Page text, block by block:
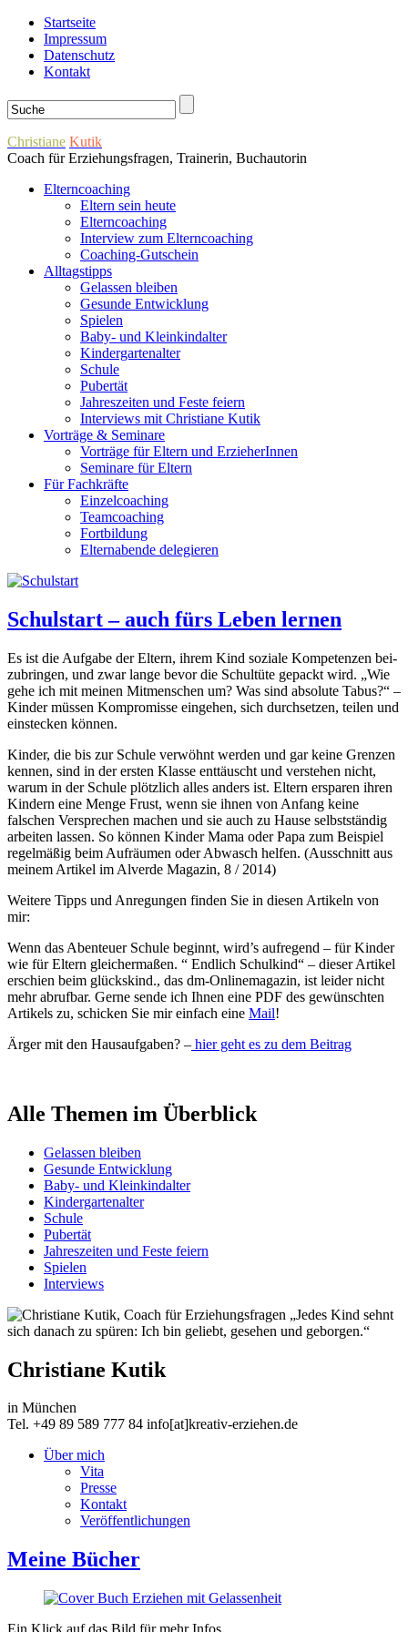
Startseite
Impressum
Datenschutz
Kontakt
Christiane Kutik
Coach für Erziehungsfragen, Trainerin, Buchautorin
Elterncoaching
Eltern sein heute
Elterncoaching
Interview zum Elterncoaching
Coaching-Gutschein
Alltagstipps
Gelassen bleiben
Gesunde Entwicklung
Spielen
Baby- und Kleinkindalter
Kindergartenalter
Schule
Pubertät
Jahreszeiten und Feste feiern
Interviews mit Christiane Kutik
Vorträge & Seminare
Vorträge für Eltern und ErzieherInnen
Seminare für Eltern
Für Fachkräfte
Einzelcoaching
Teamcoaching
Fortbildung
Elternabende delegieren
Schulstart – auch fürs Leben lernen
Es ist die Aufgabe der Eltern, ihrem Kind soziale Kompetenzen bei-
zubringen, und zwar lange bevor die Schultüte gepackt wird. „Wie
gehe ich mit meinen Mitmenschen um? Was sind absolute Tabus?“ –
Kinder müssen Kompromisse eingehen, sich durchsetzen, teilen und
einstecken können.
Kinder, die bis zur Schule verwöhnt werden und gar keine Grenzen
kennen, sind in der ersten Klasse enttäuscht und verstehen nicht,
warum in der Schule plötzlich alles anders ist. Eltern ersparen ihren
Kindern eine Menge Frust, wenn sie ihnen von Anfang keine
falschen Versprechen machen und sie auch zu Hause selbstständig
arbeiten lassen. So können Kinder Mama oder Papa zum Beispiel
regelmäßig beim Aufräumen oder Abwasch helfen. (Ausschnitt aus
meinem Artikel im Alverde Magazin, 8 / 2014)
Weitere Tipps und Anregungen finden Sie in diesen Artikeln von
mir:
Wenn das Abenteuer Schule beginnt, wird’s aufregend – für Kinder
wie für Eltern gleichermaßen. “ Endlich Schulkind“ – dieser Artikel
erschien beim glückskind., das dm-Onlinemagazin, ist leider nicht
mehr abrufbar. Gerne sende ich Ihnen eine PDF des gewünschten
Artikels zu, schicken Sie mir einfach eine Mail!
Ärger mit den Hausaufgaben? – hier geht es zu dem Beitrag
Alle Themen im Überblick
Gelassen bleiben
Gesunde Entwicklung
Baby- und Kleinkindalter
Kindergartenalter
Schule
Pubertät
Jahreszeiten und Feste feiern
Spielen
Interviews
„Jedes Kind sehnt
sich danach zu spüren: Ich bin geliebt, gesehen und geborgen.“
Christiane Kutik
in München
Tel. +49 89 589 777 84 info[at]kreativ-erziehen.de
Über mich
Vita
Presse
Kontakt
Veröffentlichungen
Meine Bücher